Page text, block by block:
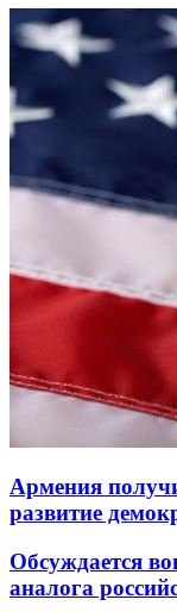
Армения
развитие
Обсуждается
аналога